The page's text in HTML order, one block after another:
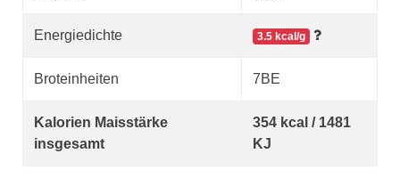
Energiedichte 3.5 kcal/g
Broteinheiten 7BE
Kalorien Maisstärke
insgesamt
354 kcal / 1481
KJ